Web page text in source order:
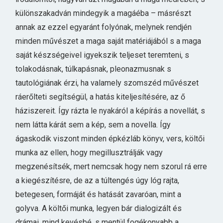
különszakadván mindegyik a magáéba – másrészt
annak az ezzel egyaránt folyónak, melynek rendjén
minden művészet a maga saját matériájából s a maga
saját készségeivel igyekszik teljeset teremteni, s
tolakodásnak, túlkapásnak, pleonazmusnak s
tautológiának érzi, ha valamely szomszéd művészet
ráerőlteti segítségül, a hatás kiteljesítésére, az ő
háziszereit. Így rázta le nyakáról a képírás a novellát, s
nem látta kárát sem a kép, sem a novella. Így
ágaskodik viszont minden épkézláb könyv, vers, költői
munka az ellen, hogy megillusztrálják vagy
megzenésítsék, mert nemcsak hogy nem szorul rá erre
a kiegészítésre, de az a túltengés úgy lóg rajta,
betegesen, formáját és hatását zavaróan, mint a
golyva. A költői munka, legyen bár dialogizált és